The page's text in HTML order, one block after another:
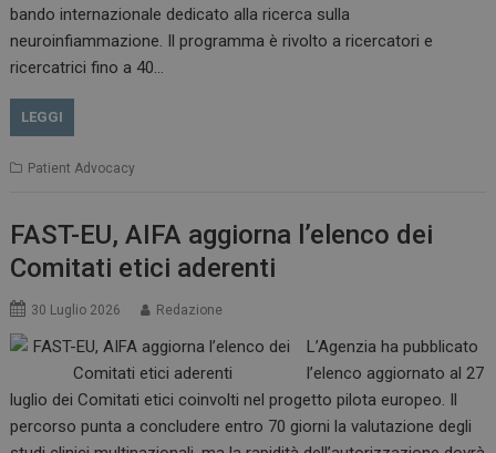
bando internazionale dedicato alla ricerca sulla
neuroinfiammazione. Il programma è rivolto a ricercatori e
ricercatrici fino a 40…
LEGGI
Patient Advocacy
FAST-EU, AIFA aggiorna l’elenco dei
Comitati etici aderenti
30 Luglio 2026 Redazione
L’Agenzia ha pubblicato
l’elenco aggiornato al 27
luglio dei Comitati etici coinvolti nel progetto pilota europeo. Il
percorso punta a concludere entro 70 giorni la valutazione degli
CookieScriptConsent